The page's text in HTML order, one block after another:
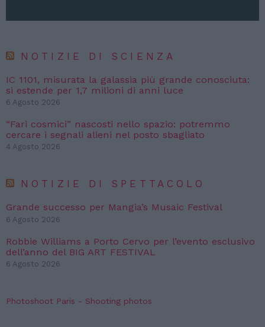
NOTIZIE DI SCIENZA
IC 1101, misurata la galassia più grande conosciuta:
si estende per 1,7 milioni di anni luce
6 Agosto 2026
“Fari cosmici” nascosti nello spazio: potremmo
cercare i segnali alieni nel posto sbagliato
4 Agosto 2026
NOTIZIE DI SPETTACOLO
Grande successo per Mangia’s Musaic Festival
6 Agosto 2026
Robbie Williams a Porto Cervo per l’evento esclusivo
dell’anno del BIG ART FESTIVAL
6 Agosto 2026
Photoshoot Paris - Shooting photos